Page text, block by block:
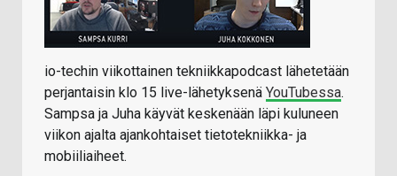
io-techin viikottainen tekniikkapodcast lähetetään
perjantaisin klo 15 live-lähetyksenä YouTubessa.
Sampsa ja Juha käyvät keskenään läpi kuluneen
viikon ajalta ajankohtaiset tietotekniikka- ja
mobiiliaiheet.